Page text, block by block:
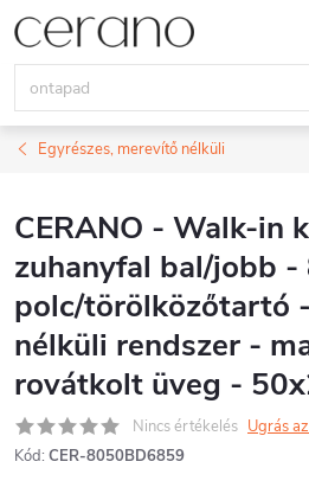
Ugrás
tartalomhoz
Egyrészes, merevítő nélküli
CERANO - Walk-in
zuhanyfal bal/jobb -
polc/törölközőtartó
nélküli rendszer -
rovátkolt üveg -
Nincs értékelés Ugrás
Kód: CER-8050BD6859